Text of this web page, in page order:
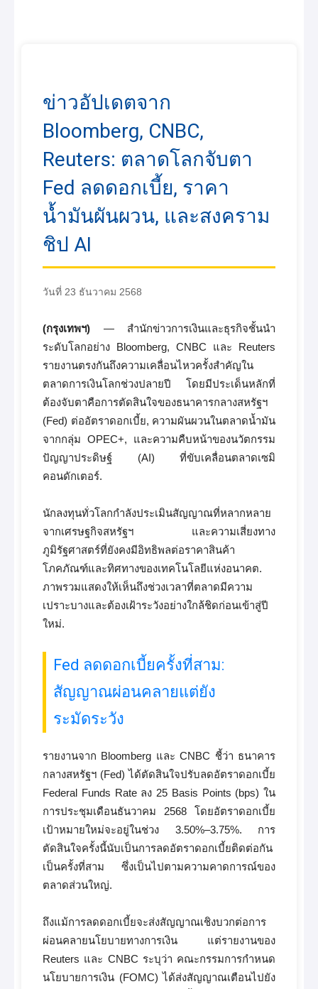
ข่าวอัปเดตจาก
Bloomberg, CNBC,
Reuters: ตลาดโลกจับตา
Fed ลดดอกเบี้ย, ราคา
น้ำมันผันผวน, และสงคราม
ชิป AI
วันที่ 23 ธันวาคม 2568
(กรุงเทพฯ) — สำนักข่าวการเงินและธุรกิจชั้นนำ
ระดับโลกอย่าง Bloomberg, CNBC และ Reuters
รายงานตรงกันถึงความเคลื่อนไหวครั้งสำคัญใน
ตลาดการเงินโลกช่วงปลายปี โดยมีประเด็นหลักที่
ต้องจับตาคือการตัดสินใจของธนาคารกลางสหรัฐฯ
(Fed) ต่ออัตราดอกเบี้ย, ความผันผวนในตลาดน้ำมัน
จากกลุ่ม OPEC+, และความคืบหน้าของนวัตกรรม
ปัญญาประดิษฐ์ (AI) ที่ขับเคลื่อนตลาดเซมิ
คอนดักเตอร์.
นักลงทุนทั่วโลกกำลังประเมินสัญญาณที่หลากหลาย
จากเศรษฐกิจสหรัฐฯ และความเสี่ยงทาง
ภูมิรัฐศาสตร์ที่ยังคงมีอิทธิพลต่อราคาสินค้า
โภคภัณฑ์และทิศทางของเทคโนโลยีแห่งอนาคต.
ภาพรวมแสดงให้เห็นถึงช่วงเวลาที่ตลาดมีความ
เปราะบางและต้องเฝ้าระวังอย่างใกล้ชิดก่อนเข้าสู่ปี
ใหม่.
Fed ลดดอกเบี้ยครั้งที่สาม:
สัญญาณผ่อนคลายแต่ยัง
ระมัดระวัง
รายงานจาก Bloomberg และ CNBC ชี้ว่า ธนาคาร
กลางสหรัฐฯ (Fed) ได้ตัดสินใจปรับลดอัตราดอกเบี้ย
Federal Funds Rate ลง 25 Basis Points (bps) ใน
การประชุมเดือนธันวาคม 2568 โดยอัตราดอกเบี้ย
เป้าหมายใหม่จะอยู่ในช่วง 3.50%–3.75%. การ
ตัดสินใจครั้งนี้นับเป็นการลดอัตราดอกเบี้ยติดต่อกัน
เป็นครั้งที่สาม ซึ่งเป็นไปตามความคาดการณ์ของ
ตลาดส่วนใหญ่.
ถึงแม้การลดดอกเบี้ยจะส่งสัญญาณเชิงบวกต่อการ
ผ่อนคลายนโยบายทางการเงิน แต่รายงานของ
Reuters และ CNBC ระบุว่า คณะกรรมการกำหนด
นโยบายการเงิน (FOMC) ได้ส่งสัญญาณเตือนไปยัง